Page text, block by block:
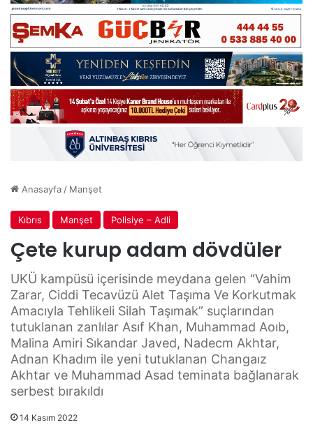
Anasayfa / Manşet
Kıbrıs Manşet Polisiye – Adli
Çete kurup adam dövdüler
UKÜ kampüsü içerisinde meydana gelen “Vahim
Zarar, Ciddi Tecavüzü Alet Taşıma Ve Korkutmak
Amacıyla Tehlikeli Silah Taşımak” suçlarından
tutuklanan zanlılar Asıf Khan, Muhammad Aoıb,
Malina Amiri Sıkandar Javed, Nadecm Akhtar,
Adnan Khadım ile yeni tutuklanan Changaız
Akhtar ve Muhammad Asad teminata bağlanarak
serbest bırakıldı
14 Kasım 2022